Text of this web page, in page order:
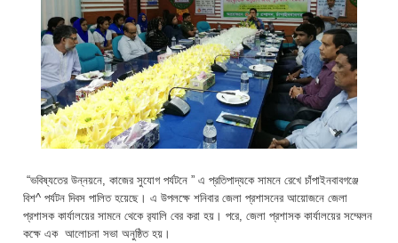
“ভবিষ্যতের উন্নয়নে, কাজের সুযোগ পর্যটনে ” এ প্রতিপাদ্যকে সামনে রেখে চাঁপাইনবাবগঞ্জে
বিশ^ পর্যটন দিবস পালিত হয়েছে। এ উপলক্ষে শনিবার জেলা প্রশাসনের আয়োজনে জেলা
প্রশাসক কার্যালয়ের সামনে থেকে র‌্যালি বের করা হয়। পরে, জেলা প্রশাসক কার্যালয়ের সম্মেলন
কক্ষে এক আলোচনা সভা অনুষ্ঠিত হয়।